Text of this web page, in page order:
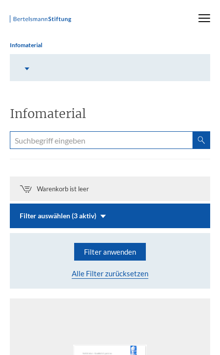
Startseite
Infomaterial
Inhalt auswählen
Infomaterial
Warenkorb ist leer
Filter auswählen (3 aktiv)
Filter anwenden
Alle Filter zurücksetzen